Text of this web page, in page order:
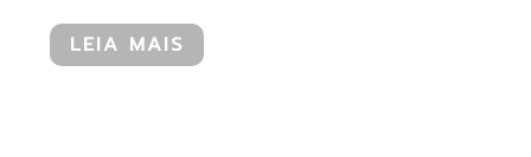
LEIA MAIS